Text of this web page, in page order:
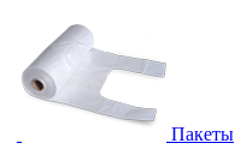
Пакеты